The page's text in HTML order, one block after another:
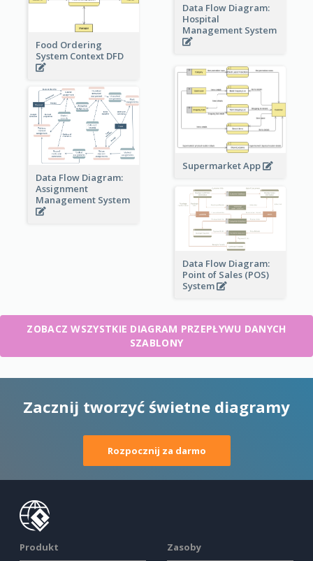
Data Flow Diagram:
Hospital
Management System
Food Ordering
System Context DFD
Supermarket App
Data Flow Diagram:
Assignment
Management System
Data Flow Diagram:
Point of Sales (POS)
System
ZOBACZ WSZYSTKIE DIAGRAM PRZEPŁYWU DANYCH
SZABLONY
Zacznij tworzyć świetne diagramy
Rozpocznij za darmo
Produkt Zasoby